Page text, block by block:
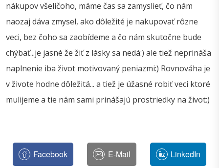
nákupov všeličoho, máme čas sa zamyslieť, čo nám
naozaj dáva zmysel, ako dôležité je nakupovať rôzne
veci, bez čoho sa zaobídeme a čo nám skutočne bude
chýbať...je jasné že žiť z lásky sa nedá:) ale tiež neprináša
naplnenie iba život motivovaný peniazmi:) Rovnováha je
v živote hodne dôležitá... a tiež je úžasné robiť veci ktoré
mulijeme a tie nám sami prinášajú prostriedky na život:)
Facebook E-Mail LinkedIn